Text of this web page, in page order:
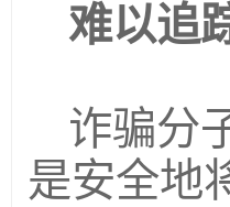
难以追
诈骗分
是安全地